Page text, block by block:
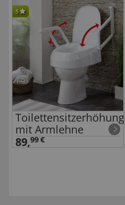
5
Toilettensitzerhöhung
mit Armlehne
89,99 €